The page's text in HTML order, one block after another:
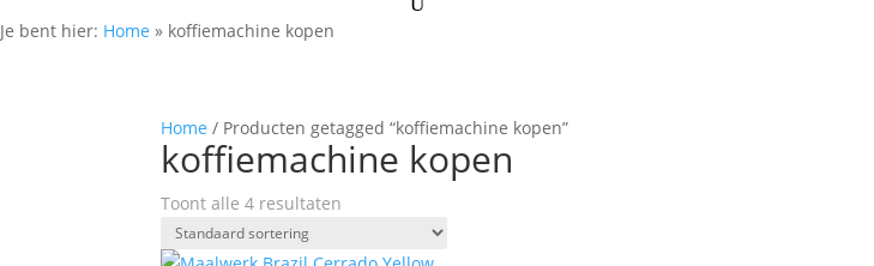
Je bent hier: Home » koffiemachine kopen
Home / Producten getagged “koffiemachine kopen”
koffiemachine kopen
Toont alle 4 resultaten